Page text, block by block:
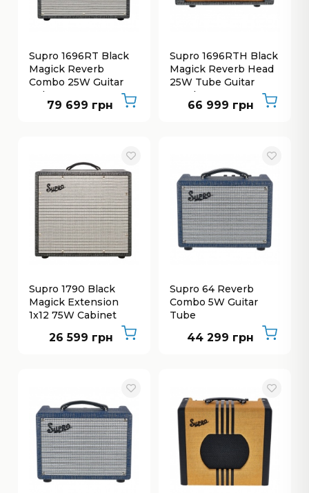
Supro 1696RT Black
Magick Reverb
Combo 25W Guitar
Tube
79 699 грн
Supro 1696RTH Black
Magick Reverb Head
25W Tube Guitar
Head
66 999 грн
Supro 1790 Black
Magick Extension
1x12 75W Cabinet
26 599 грн
Supro 64 Reverb
Combo 5W Guitar
Tube
44 299 грн